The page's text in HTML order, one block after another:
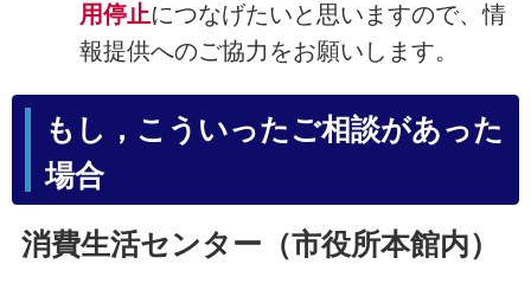
用停止につなげたいと思いますので、情
報提供へのご協力をお願いします。
もし，こういったご相談があった
場合
消費生活センター（市役所本館内）